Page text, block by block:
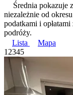
Średnia pokazuje
niezależnie od
podatkami i
podróży.
Lista
Mapa
1 2345